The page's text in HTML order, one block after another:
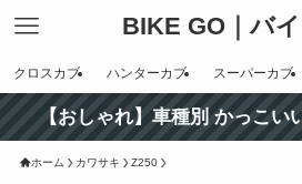
BIKE GO｜バ
クロスカブ ハンターカブ スーパーカブ
【おしゃれ】車種別 かっこい
ホーム カワサキ Z250